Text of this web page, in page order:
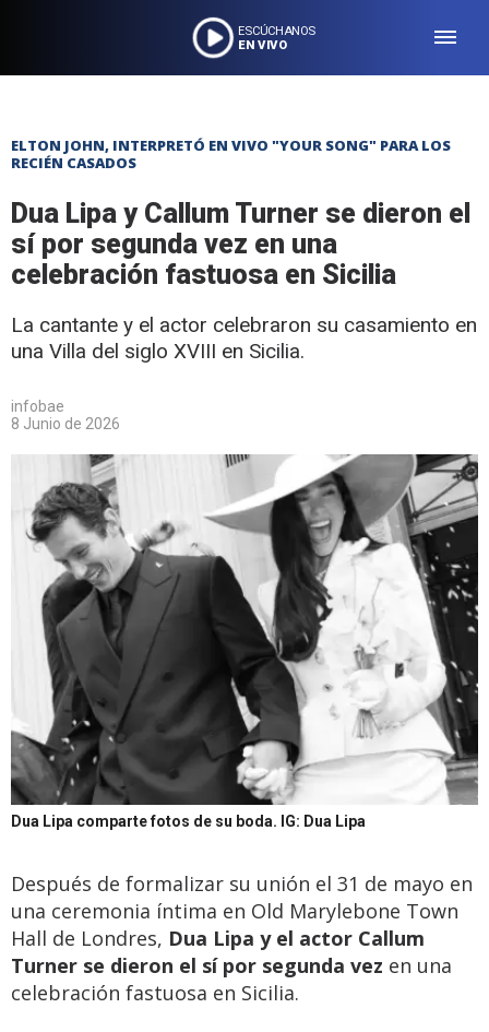
ESCÚCHANOS
EN VIVO
ELTON JOHN, INTERPRETÓ EN VIVO "YOUR SONG" PARA LOS
RECIÉN CASADOS
Dua Lipa y Callum Turner se dieron el
sí por segunda vez en una
celebración fastuosa en Sicilia
La cantante y el actor celebraron su casamiento en
una Villa del siglo XVIII en Sicilia.
infobae
8 Junio de 2026
Dua Lipa comparte fotos de su boda. IG: Dua Lipa
Después de formalizar su unión el 31 de mayo en
una ceremonia íntima en Old Marylebone Town
Hall de Londres, Dua Lipa y el actor Callum
Turner se dieron el sí por segunda vez en una
celebración fastuosa en Sicilia.